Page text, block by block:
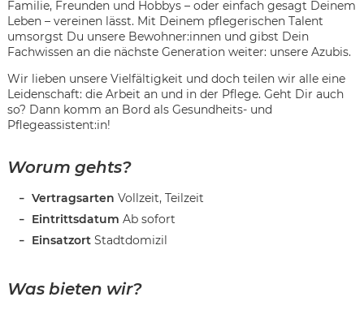
Familie, Freunden und Hobbys – oder einfach gesagt Deinem
Leben – vereinen lässt. Mit Deinem pflegerischen Talent
umsorgst Du unsere Bewohner:innen und gibst Dein
Fachwissen an die nächste Generation weiter: unsere Azubis.
Wir lieben unsere Vielfältigkeit und doch teilen wir alle eine
Leidenschaft: die Arbeit an und in der Pflege. Geht Dir auch
so? Dann komm an Bord als Gesundheits- und
Pflegeassistent:in!
Worum gehts?
Vertragsarten Vollzeit, Teilzeit
Eintrittsdatum Ab sofort
EinsatzortStadtdomizil
Was bieten wir?